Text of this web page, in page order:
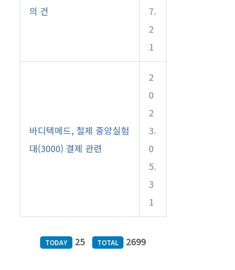
의 건
7.
2
1
바디텍메드, 철제 중앙실험
대(3000) 결제 관련
2
0
2
3.
0
5.
3
1
TODAY 25 TOTAL 2699